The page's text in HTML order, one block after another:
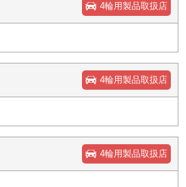
4輪用製品取扱店
4輪用製品取扱店
4輪用製品取扱店